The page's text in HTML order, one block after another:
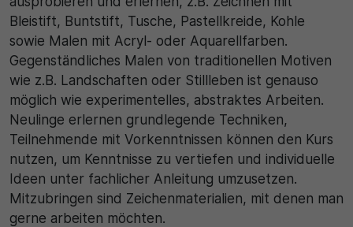
Bleistift, Buntstift, Tusche, Pastellkreide, Kohle
sowie Malen mit Acryl- oder Aquarellfarben.
Gegenständliches Malen von traditionellen Motiven
wie z.B. Landschaften oder Stillleben ist genauso
möglich wie experimentelles, abstraktes Arbeiten.
Neulinge erlernen grundlegende Techniken,
Teilnehmende mit Vorkenntnissen können den Kurs
nutzen, um Kenntnisse zu vertiefen und individuelle
Ideen unter fachlicher Anleitung umzusetzen.
Mitzubringen sind Zeichenmaterialien, mit denen man
gerne arbeiten möchten.
30 Minuten
Zweck
Wird für statistische Zwecke verwendet, um
vorübergehende Daten des Besuchs zu speichern.